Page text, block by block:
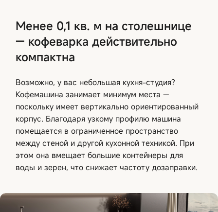
Менее 0,1 кв. м на столешнице
— кофеварка действительно
компактна
Возможно, у вас небольшая кухня-студия?
Кофемашина занимает минимум места —
поскольку имеет вертикально ориентированный
корпус. Благодаря узкому профилю машина
помещается в ограниченное пространство
между стеной и другой кухонной техникой. При
этом она вмещает большие контейнеры для
воды и зерен, что снижает частоту дозаправки.